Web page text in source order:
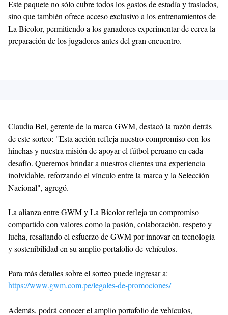
Este paquete no sólo cubre todos los gastos de estadía y traslados,
sino que también ofrece acceso exclusivo a los entrenamientos de
La Bicolor, permitiendo a los ganadores experimentar de cerca la
preparación de los jugadores antes del gran encuentro.
Claudia Bel, gerente de la marca GWM, destacó la razón detrás
de este sorteo: "Esta acción refleja nuestro compromiso con los
hinchas y nuestra misión de apoyar el fútbol peruano en cada
desafío. Queremos brindar a nuestros clientes una experiencia
inolvidable, reforzando el vínculo entre la marca y la Selección
Nacional", agregó.
La alianza entre GWM y La Bicolor refleja un compromiso
compartido con valores como la pasión, colaboración, respeto y
lucha, resaltando el esfuerzo de GWM por innovar en tecnología
y sostenibilidad en su amplio portafolio de vehículos.
Para más detalles sobre el sorteo puede ingresar a:
https://www.gwm.com.pe/legales-de-promociones/
Además, podrá conocer el amplio portafolio de vehículos,